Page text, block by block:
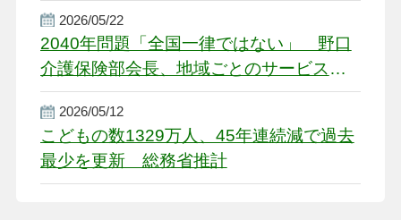
2026/05/22
2040年問題「全国一律ではない」 野口
介護保険部会長、地域ごとのサービス基
盤整備を促す
2026/05/12
こどもの数1329万人、45年連続減で過去
最少を更新 総務省推計